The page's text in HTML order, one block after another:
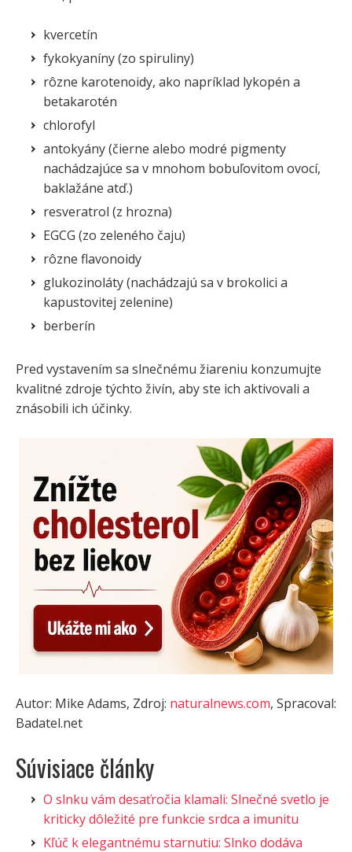
kvercetín
fykokyaníny (zo spiruliny)
rôzne karotenoidy, ako napríklad lykopén a
betakarotén
chlorofyl
antokyány (čierne alebo modré pigmenty
nachádzajúce sa v mnohom bobuľovitom ovocí,
baklažáne atď.)
resveratrol (z hrozna)
EGCG (zo zeleného čaju)
rôzne flavonoidy
glukozinoláty (nachádzajú sa v brokolici a
kapustovitej zelenine)
berberín
Pred vystavením sa slnečnému žiareniu konzumujte
kvalitné zdroje týchto živín, aby ste ich aktivovali a
znásobili ich účinky.
Autor: Mike Adams, Zdroj: naturalnews.com, Spracoval:
Badatel.net
Súvisiace články
O slnku vám desaťročia klamali: Slnečné svetlo je
kriticky dôležité pre funkcie srdca a imunitu
Kľúč k elegantnému starnutiu: Slnko dodáva